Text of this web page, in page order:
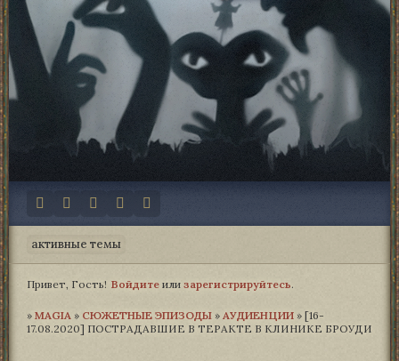
активные темы
Привет, Гость! Войдите или зарегистрируйтесь.
» MAGIA­ » СЮЖЕТНЫЕ ЭПИЗОДЫ » АУДИЕНЦИИ » [16-
17.08.2020] ПОСТРАДАВШИЕ В ТЕРАКТЕ В КЛИНИКЕ БРОУДИ